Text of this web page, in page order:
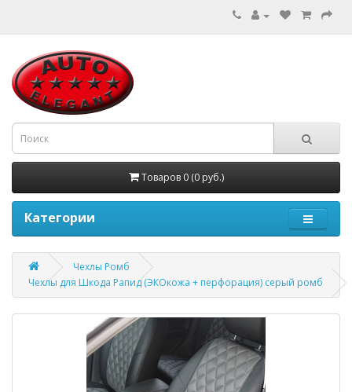
Товаров 0 (0 руб.)
Категории
Чехлы Ромб
Чехлы для Шкода Рапид (ЭКОкожа + перфорация) серый ромб